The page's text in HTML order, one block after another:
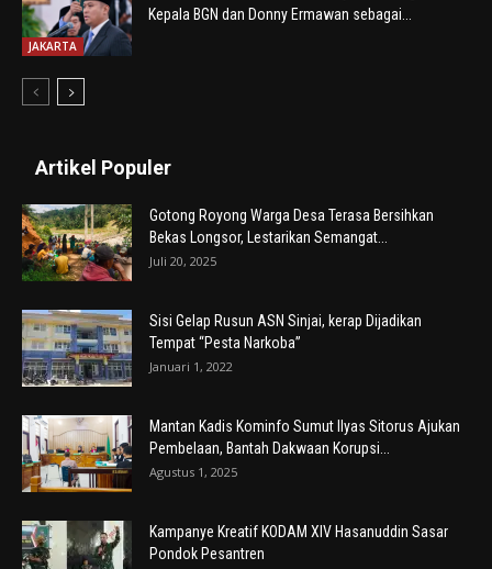
JAKARTA
Kepala BGN dan Donny Ermawan sebagai...
Artikel Populer
Gotong Royong Warga Desa Terasa Bersihkan
Bekas Longsor, Lestarikan Semangat...
Juli 20, 2025
Sisi Gelap Rusun ASN Sinjai, kerap Dijadikan
Tempat “Pesta Narkoba”
Januari 1, 2022
Mantan Kadis Kominfo Sumut Ilyas Sitorus Ajukan
Pembelaan, Bantah Dakwaan Korupsi...
Agustus 1, 2025
Kampanye Kreatif KODAM XIV Hasanuddin Sasar
Pondok Pesantren